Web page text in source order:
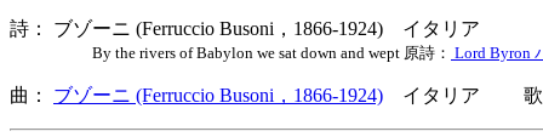
詩： ブゾーニ (Ferruccio Busoni，1866-1924) イタリア
By the rivers of Babylon we sat down and wept 原詩： Lord Byron
曲： ブゾーニ (Ferruccio Busoni，1866-1924) イタリア 歌